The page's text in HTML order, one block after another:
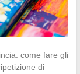
come fare gli
di